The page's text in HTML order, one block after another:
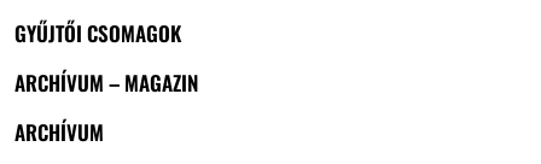
GYŰJTŐI CSOMAGOK
ARCHÍVUM – MAGAZIN
ARCHÍVUM